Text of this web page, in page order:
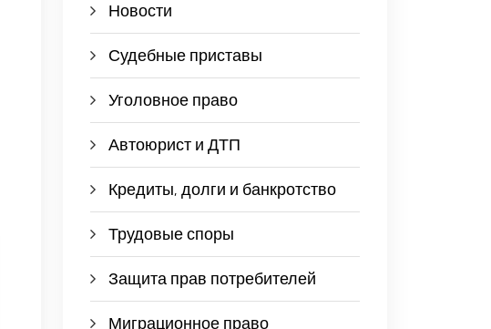
Новости
Судебные приставы
Уголовное право
Автоюрист и ДТП
Кредиты, долги и банкротство
Трудовые споры
Защита прав потребителей
Миграционное право